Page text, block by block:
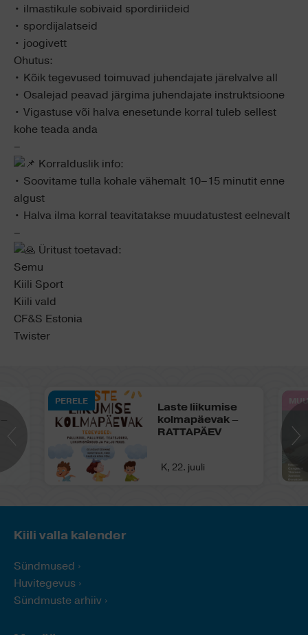
• ilmastikule sobivaid spordiriideid
• spordijalatseid
• joogivett
Ohutus:
• Kõik tegevused toimuvad juhendajate järelvalve all
• Osalejad peavad järgima juhendajate instruktsioone
• Vigastuse või halva enesetunde korral tuleb sellest
kohe teada anda
–
Korralduslik info:
• Soovitame tulla kohale vähemalt 10–15 minutit enne
algust
• Halva ilma korral teavitatakse muudatustest eelnevalt
–
Üritust toetavad:
Semu
Kiili Sport
Kiili vald
CF&S Estonia
Twister
PERELE
Laste liikumise
kolmapäevak –
RATTAPÄEV
K, 22. juuli
Kiili valla kalender
Sündmused
Huvitegevus
Sündmuste arhiiv